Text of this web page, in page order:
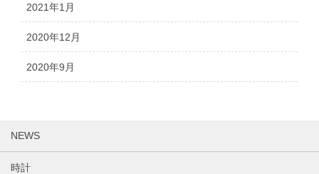
2021年1月
2020年12月
2020年9月
NEWS
時計